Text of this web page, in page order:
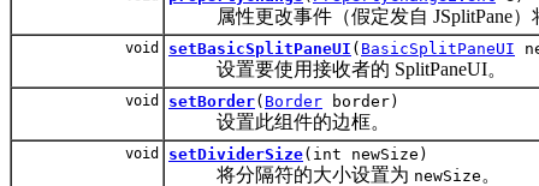
属性更改事件（假定发自 JSplitPane）
void setBasicSplitPaneUI ( BasicSplitPaneUI
设置要使用接收者的 SplitPaneUI。
void setBorder( Border border)
设置此组件的边框。
void setDividerSize(int newSize)
将分隔符的大小设置为 newSize 。